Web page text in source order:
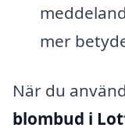
mer
När du
blombud i